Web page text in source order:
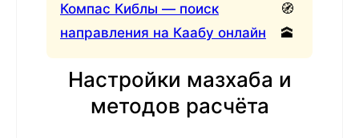
Компас Киблы — поиск
направления на Каабу онлайн
🧭
🕋
Настройки мазхаба и
методов расчёта